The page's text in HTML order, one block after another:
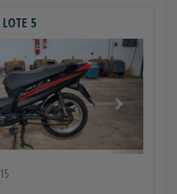
LOTE 5
Próximo